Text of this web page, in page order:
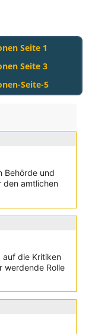
Seite 1
Seite 3
Seite-5
Behörde und
den amtlichen
auf die Kritiken
werdende Rolle